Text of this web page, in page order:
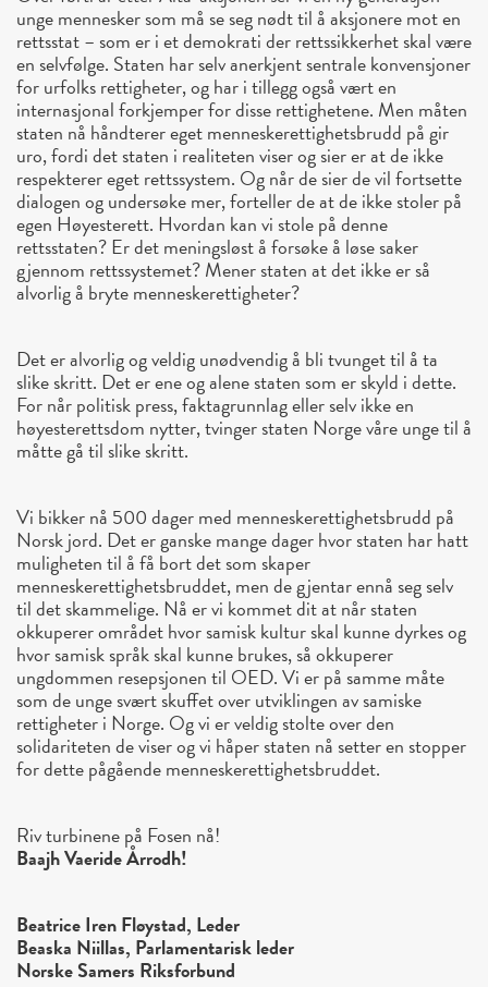
unge mennesker som må se seg nødt til å aksjonere mot en
rettsstat – som er i et demokrati der rettssikkerhet skal være
en selvfølge. Staten har selv anerkjent sentrale konvensjoner
for urfolks rettigheter, og har i tillegg også vært en
internasjonal forkjemper for disse rettighetene. Men måten
staten nå håndterer eget menneskerettighetsbrudd på gir
uro, fordi det staten i realiteten viser og sier er at de ikke
respekterer eget rettssystem. Og når de sier de vil fortsette
dialogen og undersøke mer, forteller de at de ikke stoler på
egen Høyesterett. Hvordan kan vi stole på denne
rettsstaten? Er det meningsløst å forsøke å løse saker
gjennom rettssystemet? Mener staten at det ikke er så
alvorlig å bryte menneskerettigheter?
Det er alvorlig og veldig unødvendig å bli tvunget til å ta
slike skritt. Det er ene og alene staten som er skyld i dette.
For når politisk press, faktagrunnlag eller selv ikke en
høyesterettsdom nytter, tvinger staten Norge våre unge til å
måtte gå til slike skritt.
Vi bikker nå 500 dager med menneskerettighetsbrudd på
Norsk jord. Det er ganske mange dager hvor staten har hatt
muligheten til å få bort det som skaper
menneskerettighetsbruddet, men de gjentar ennå seg selv
til det skammelige. Nå er vi kommet dit at når staten
okkuperer området hvor samisk kultur skal kunne dyrkes og
hvor samisk språk skal kunne brukes, så okkuperer
ungdommen resepsjonen til OED. Vi er på samme måte
som de unge svært skuffet over utviklingen av samiske
rettigheter i Norge. Og vi er veldig stolte over den
solidariteten de viser og vi håper staten nå setter en stopper
for dette pågående menneskerettighetsbruddet.
Riv turbinene på Fosen nå!
Baajh Vaeride Årrodh!
Beatrice Iren Fløystad, Leder
Beaska Niillas, Parlamentarisk leder
Norske Samers Riksforbund